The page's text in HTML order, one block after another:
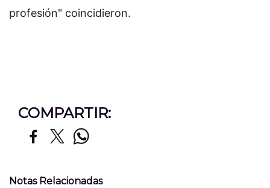
profesión" coincidieron.
COMPARTIR:
Notas Relacionadas